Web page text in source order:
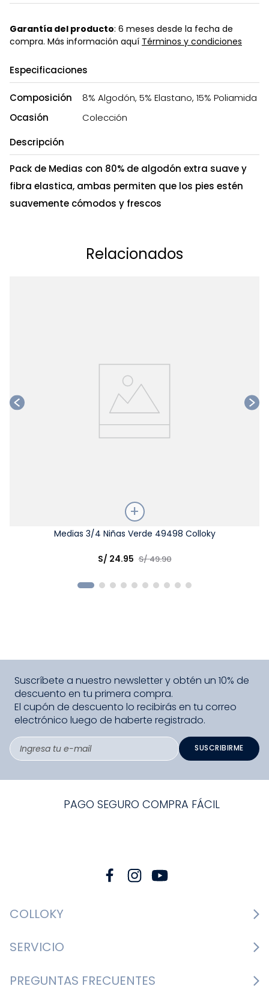
Garantía del producto: 6 meses desde la fecha de
compra. Más información aquí Términos y condiciones
Especificaciones
Composición
8% Algodón, 5% Elastano, 15% Poliamida
Ocasión
Colección
Descripción
Pack de Medias con 80% de algodón extra suave y
fibra elastica, ambas permiten que los pies estén
suavemente cómodos y frescos
Relacionados
Medias 3/4 Niñas Verde 49498 Colloky
S/ 24.95 S/49.90
Suscríbete a nuestro newsletter y obtén un 10% de
descuento en tu primera compra.
El cupón de descuento lo recibirás en tu correo
electrónico luego de haberte registrado.
SUSCRIBIRME
PAGO SEGURO COMPRA FÁCIL
COLLOKY
Guía de tallas Accesorios
SERVICIO
PREGUNTAS FRECUENTES